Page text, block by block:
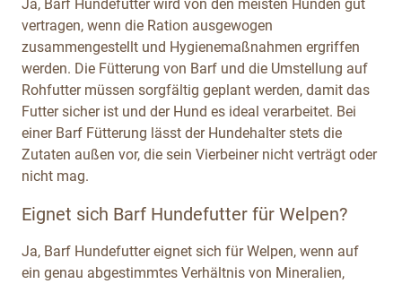
Ja, Barf Hundefutter wird von den meisten Hunden gut
vertragen, wenn die Ration ausgewogen
zusammengestellt und Hygienemaßnahmen ergriffen
werden. Die Fütterung von Barf und die Umstellung auf
Rohfutter müssen sorgfältig geplant werden, damit das
Futter sicher ist und der Hund es ideal verarbeitet. Bei
einer Barf Fütterung lässt der Hundehalter stets die
Zutaten außen vor, die sein Vierbeiner nicht verträgt oder
nicht mag.
Eignet sich Barf Hundefutter für Welpen?
Ja, Barf Hundefutter eignet sich für Welpen, wenn auf
ein genau abgestimmtes Verhältnis von Mineralien,